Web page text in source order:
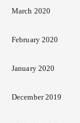
March 2020
February 2020
January 2020
December 2019